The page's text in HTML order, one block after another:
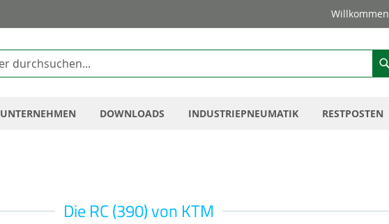
Inhalt
Willkommen
UNTERNEHMEN DOWNLOADS INDUSTRIEPNEUMATIK RESTPOSTEN
Die RC (390) von KTM